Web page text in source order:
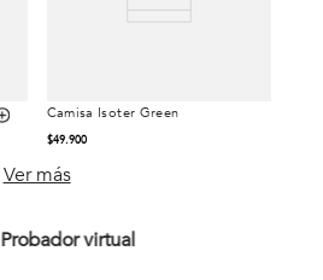
Camisa Isoter Green
$49.900
Talla
Ver más
Probador virtual